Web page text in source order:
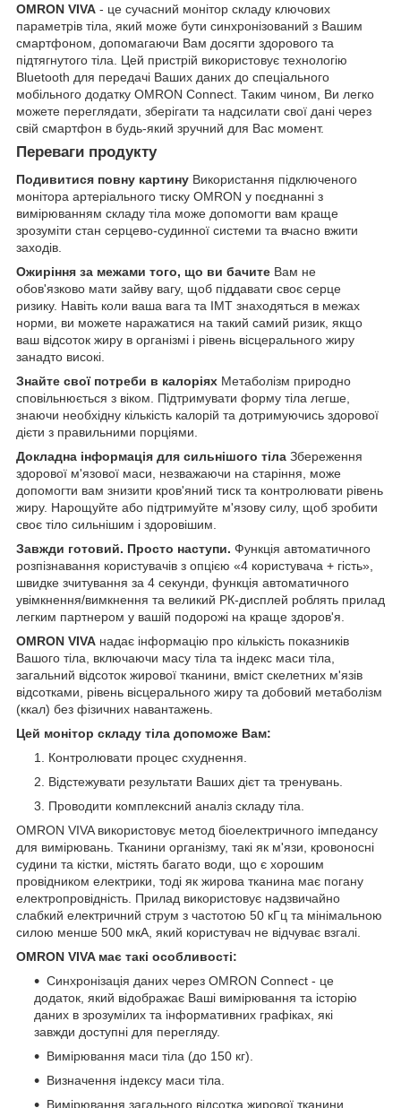
OMRON VIVA - це сучасний монітор складу ключових
параметрів тіла, який може бути синхронізований з Вашим
смартфоном, допомагаючи Вам досягти здорового та
підтягнутого тіла. Цей пристрій використовує технологію
Bluetooth для передачі Ваших даних до спеціального
мобільного додатку OMRON Сonnect. Таким чином, Ви легко
можете переглядати, зберігати та надсилати свої дані через
свій смартфон в будь-який зручний для Вас момент.
Переваги продукту
Подивитися повну картину Використання підключеного
монітора артеріального тиску OMRON у поєднанні з
вимірюванням складу тіла може допомогти вам краще
зрозуміти стан серцево-судинної системи та вчасно вжити
заходів.
Ожиріння за межами того, що ви бачите Вам не
обов'язково мати зайву вагу, щоб піддавати своє серце
ризику. Навіть коли ваша вага та ІМТ знаходяться в межах
норми, ви можете наражатися на такий самий ризик, якщо
ваш відсоток жиру в організмі і рівень вісцерального жиру
занадто високі.
Знайте свої потреби в калоріях Метаболізм природно
сповільнюється з віком. Підтримувати форму тіла легше,
знаючи необхідну кількість калорій та дотримуючись здорової
дієти з правильними порціями.
Докладна інформація для сильнішого тіла Збереження
здорової м'язової маси, незважаючи на старіння, може
допомогти вам знизити кров'яний тиск та контролювати рівень
жиру. Нарощуйте або підтримуйте м'язову силу, щоб зробити
своє тіло сильнішим і здоровішим.
Завжди готовий. Просто наступи. Функція автоматичного
розпізнавання користувачів з опцією «4 користувача + гість»,
швидке зчитування за 4 секунди, функція автоматичного
увімкнення/вимкнення та великий РК-дисплей роблять прилад
легким партнером у вашій подорожі на краще здоров'я.
OMRON VIVA надає інформацію про кількість показників
Вашого тіла, включаючи масу тіла та індекс маси тіла,
загальний відсоток жирової тканини, вміст скелетних м'язів
відсотками, рівень вісцерального жиру та добовий метаболізм
(ккал) без фізичних навантажень.
Цей монітор складу тіла допоможе Вам:
Контролювати процес схуднення.
Відстежувати результати Ваших дієт та тренувань.
Проводити комплексний аналіз складу тіла.
OMRON VIVA використовує метод біоелектричного імпедансу
для вимірювань. Тканини організму, такі як м'язи, кровоносні
судини та кістки, містять багато води, що є хорошим
провідником електрики, тоді як жирова тканина має погану
електропровідність. Прилад використовує надзвичайно
слабкий електричний струм з частотою 50 кГц та мінімальною
силою менше 500 мкΑ, який користувач не відчуває взгалі.
OMRON VIVA має такі особливості:
Синхронізація даних через OMRON Сonnect - це
додаток, який відображає Ваші вимірювання та історію
даних в зрозумілих та інформативних графіках, які
завжди доступні для перегляду.
Вимірювання маси тіла (до 150 кг).
Визначення індексу маси тіла.
Вимірювання загального відсотка жирової тканини.